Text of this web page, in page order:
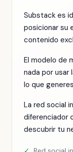
Substack es
posicionar su
contenido
El modelo de
nada por usar
lo que
La red social
diferenciador
descubrir tu